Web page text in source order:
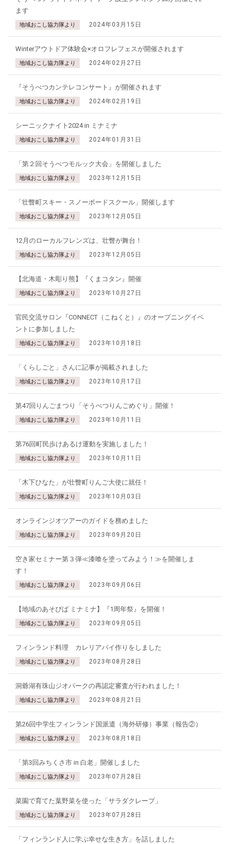
ます
地域おこし協力隊より 2024年03月15日
Winterアウトドア体験会×オロフレフェスが開催されます
地域おこし協力隊より 2024年02月27日
『そうべつカンテレコンサート』が開催されます
地域おこし協力隊より 2024年02月19日
シーニックナイト2024 in ミナミナ
地域おこし協力隊より 2024年01月31日
「第２回そうべつモルック大会」を開催しました
地域おこし協力隊より 2023年12月15日
「壮瞥町スキー・スノーボードスクール」開催します
地域おこし協力隊より 2023年12月05日
12月のローカルフレンズは、壮瞥が舞台！
地域おこし協力隊より 2023年12月05日
【北海道・木彫り熊】『くまコタン』開催
地域おこし協力隊より 2023年10月27日
官民交流サロン『CONNECT（こねくと）』のオープニングイベ
ントに参加しました
地域おこし協力隊より 2023年10月18日
「くらしごと」さんに記事が掲載されました
地域おこし協力隊より 2023年10月17日
第47回りんごまつり「そうべつりんごめぐり」開催！
地域おこし協力隊より 2023年10月11日
第76回町民歩けあるけ運動を実施しました！
地域おこし協力隊より 2023年10月11日
「木下ひなた」が壮瞥町りんご大使に就任！
地域おこし協力隊より 2023年10月03日
オンラインジオツアーのガイドを務めました
地域おこし協力隊より 2023年09月20日
空き家セミナー第３弾≪漆喰を塗ってみよう！≫を開催しま
す！
地域おこし協力隊より 2023年09月06日
【地域のあそびば ミナミナ】『1周年祭』を開催！
地域おこし協力隊より 2023年09月05日
フィンランド料理 カレリアパイ作りをしました
地域おこし協力隊より 2023年08月28日
洞爺湖有珠山ジオパークの再認定審査が行われました！
地域おこし協力隊より 2023年08月21日
第26回中学生フィンランド国派遣（海外研修）事業（報告②）
地域おこし協力隊より 2023年08月18日
「第3回みちくさ市 in 白老」開催しました
地域おこし協力隊より 2023年07月28日
菜園で育てた葉野菜を使った「サラダクレープ」
地域おこし協力隊より 2023年07月28日
「フィンランド人に学ぶ幸せな生き方」を話しました